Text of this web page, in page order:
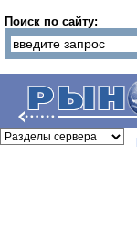
Поиск по сайту: